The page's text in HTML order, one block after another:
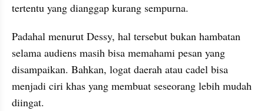
tertentu yang dianggap kurang sempurna.
Padahal menurut Dessy, hal tersebut bukan hambatan
selama audiens masih bisa memahami pesan yang
disampaikan. Bahkan, logat daerah atau cadel bisa
menjadi ciri khas yang membuat seseorang lebih mudah
diingat.